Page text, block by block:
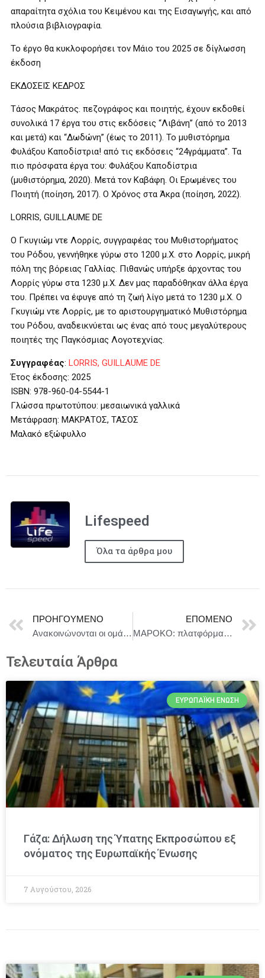
απαραίτητα σχόλια του Κειμένου και της Εισαγωγής, και από
πλούσια βιβλιογραφία.
Το έργο θα κυκλοφορήσει τον Μάιο του 2025 σε δίγλωσση
έκδοση
ΕΚΔΟΣΕΙΣ ΚΕΔΡΟΣ
Τάσος Μακράτος. πεζογράφος και ποιητής, έχουν εκδοθεί
συνολικά 17 έργα του στις εκδόσεις “Λιβάνη” (από το 2013
και μετά) και “Δωδώνη” (έως το 2011). Το μυθιστόρημα
Φυλάξου Καποδίστρια! από τις εκδόσεις “24γράμματα”. Τα
πιο πρόσφατα έργα του: Φυλάξου Καποδίστρια
(μυθιστόρημα, 2020). Μετά τον Καβάφη. Οι Ερωμένες του
Ποιητή (ποίηση, 2017). Ο Χρόνος στα Άκρα (ποίηση, 2022).
LORRIS, GUILLAUME DE
Ο Γκυγιώμ ντε Λορρίς, συγγραφέας του Μυθιστορήματος
του Ρόδου, γεννήθηκε γύρω στο 1200 μ.Χ. στο Λορρίς, μικρή
πόλη της βόρειας Γαλλίας. Πιθανώς υπήρξε άρχοντας του
Λορρίς γύρω στα 1230 μ.Χ. Δεν μας παραδόθηκαν άλλα έργα
του. Πρέπει να έφυγε από τη ζωή λίγο μετά το 1230 μ.Χ. Ο
Γκυγιώμ ντε Λορρίς, με το αριστουργηματικό Μυθιστόρημα
του Ρόδου, αναδεικνύεται ως ένας από τους μεγαλύτερους
ποιητές της Παγκόσμιας Λογοτεχνίας.
Συγγραφέας: LORRIS, GUILLAUME DE
Έτος έκδοσης: 2025
ISBN: 978-960-04-5544-1
Γλώσσα πρωτοτύπου: μεσαιωνικά γαλλικά
Μετάφραση: ΜΑΚΡΑΤΟΣ, ΤΑΣΟΣ
Μαλακό εξώφυλλο
Lifespeed
Όλα τα άρθρα μου
ΠΡΟΗΓΟΎΜΕΝΟ
Ανακοινώνονται οι ομάδες που επιλέχθηκαν στο Φεστιβάλ «ΑΔΕΙΟΣ ΧΩΡΟΣ» στο Θέατρο της Οδού Κυκλάδων – Λευτέρης Βογιατζής
ΕΠΌΜΕΝΟ
ΜΑΡΟΚΟ: πλατφόρμα-πρότυπο ανθεκτικότητας σε φυσικές καταστροφές
Τελευταία Άρθρα
ΕΥΡΩΠΑΪΚΉ ΈΝΩΣΗ
Γάζα: Δήλωση της Ύπατης Εκπροσώπου εξ
ονόματος της Ευρωπαϊκής Ένωσης
7 Αυγούστου, 2026